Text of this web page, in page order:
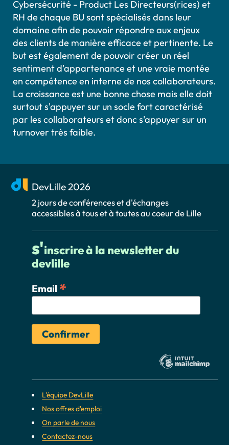
Cybersécurité - Product Les Directeurs(rices) et
RH de chaque BU sont spécialisés dans leur
domaine afin de pouvoir répondre aux enjeux
des clients de manière efficace et pertinente. Le
but est également de pouvoir créer un réel
sentiment d'appartenance et une vraie montée
en compétence en interne de nos collaborateurs.
La croissance est une bonne chose mais elle doit
surtout s'appuyer sur un socle fort caractérisé
par les collaborateurs et donc s'appuyer sur un
turnover très faible.
DevLille 2026
2 jours de conférences et d'échanges
accessibles à tous et à toutes au coeur de Lille
s'inscrire à la newsletter du
devlille
Email *
L'équipe DevLille
Nos offres d'emploi
On parle de nous
Contactez-nous